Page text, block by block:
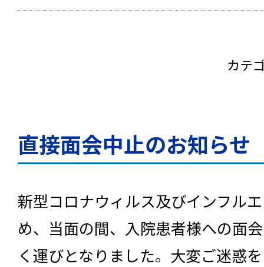
カテ
直接面会中止のお知らせ
新型コロナウィルス及びインフル
め、当面の間、入院患者様への面
く運びとなりました。大変ご迷惑